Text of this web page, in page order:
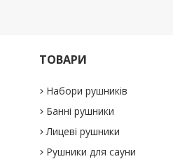
ТОВАРИ
Набори рушників
Банні рушники
Лицеві рушники
Рушники для сауни